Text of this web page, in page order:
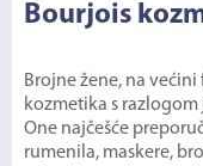
Bourjois
Brojne žene, na
kozmetika s
One najčešće
rumenila, maskere,